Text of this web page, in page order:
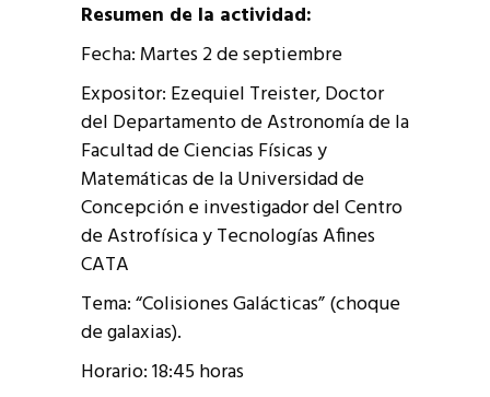
Resumen de la actividad:
Fecha: Martes 2 de septiembre
Expositor: Ezequiel Treister, Doctor
del Departamento de Astronomía de la
Facultad de Ciencias Físicas y
Matemáticas de la Universidad de
Concepción e investigador del Centro
de Astrofísica y Tecnologías Afines
CATA
Tema: “Colisiones Galácticas” (choque
de galaxias).
Horario: 18:45 horas